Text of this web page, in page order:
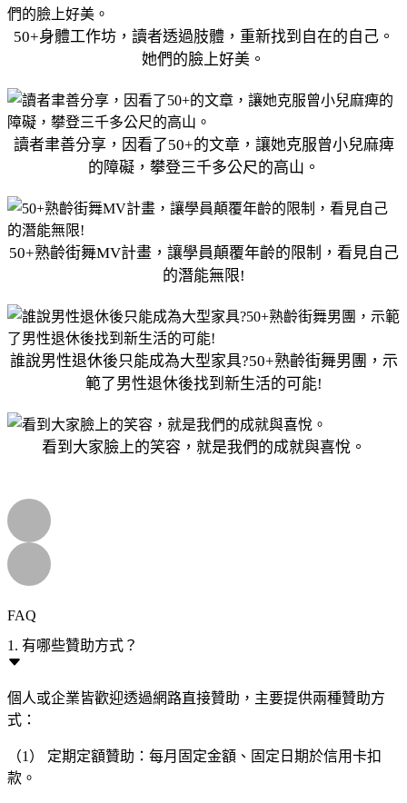
50+身體工作坊，讀者透過肢體，重新找到自在的自己。
她們的臉上好美。
讀者聿善分享，因看了50+的文章，讓她克服曾小兒麻痺
的障礙，攀登三千多公尺的高山。
50+熟齡街舞MV計畫，讓學員顛覆年齡的限制，看見自己
的潛能無限!
誰說男性退休後只能成為大型家具?50+熟齡街舞男團，示
範了男性退休後找到新生活的可能!
看到大家臉上的笑容，就是我們的成就與喜悅。
FAQ
1. 有哪些贊助方式？
個人或企業皆歡迎透過網路直接贊助，主要提供兩種贊助方
式：
（1） 定期定額贊助：每月固定金額、固定日期於信用卡扣
款。